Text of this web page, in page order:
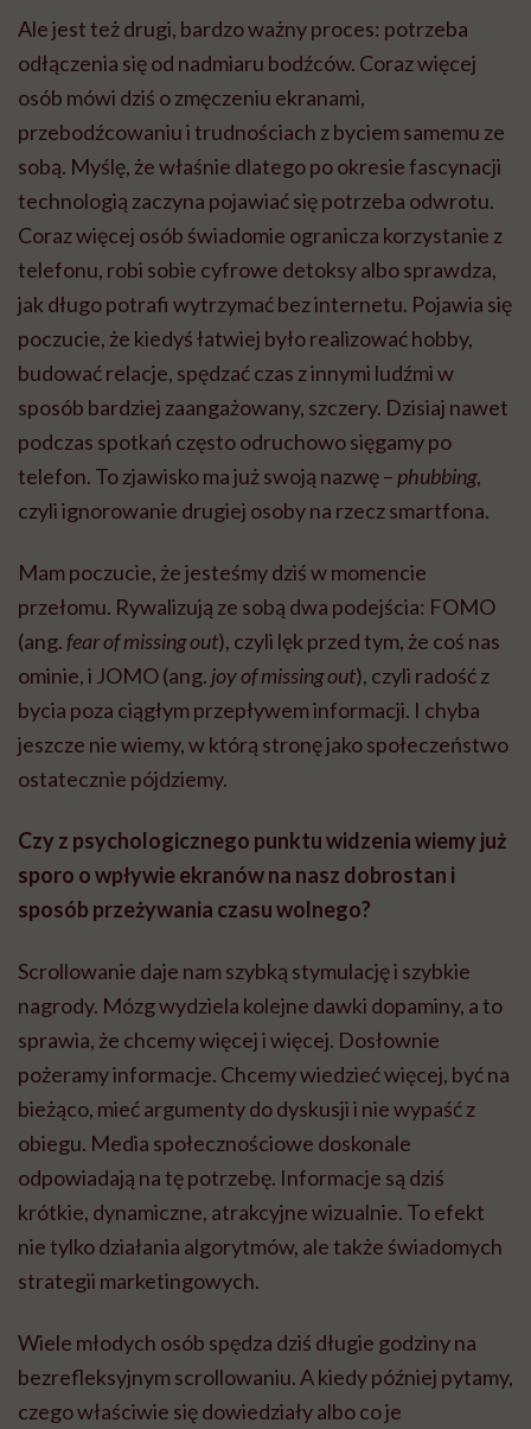
Ale jest też drugi, bardzo ważny proces: potrzeba
odłączenia się od nadmiaru bodźców. Coraz więcej
osób mówi dziś o zmęczeniu ekranami,
przebodźcowaniu i trudnościach z byciem samemu ze
sobą. Myślę, że właśnie dlatego po okresie fascynacji
technologią zaczyna pojawiać się potrzeba odwrotu.
Coraz więcej osób świadomie ogranicza korzystanie z
telefonu, robi sobie cyfrowe detoksy albo sprawdza,
jak długo potrafi wytrzymać bez internetu. Pojawia się
poczucie, że kiedyś łatwiej było realizować hobby,
budować relacje, spędzać czas z innymi ludźmi w
sposób bardziej zaangażowany, szczery. Dzisiaj nawet
podczas spotkań często odruchowo sięgamy po
telefon. To zjawisko ma już swoją nazwę – phubbing,
czyli ignorowanie drugiej osoby na rzecz smartfona.
Mam poczucie, że jesteśmy dziś w momencie
przełomu. Rywalizują ze sobą dwa podejścia: FOMO
(ang.fear of missing out), czyli lęk przed tym, że coś nas
ominie, i JOMO (ang. joy of missing out), czyli radość z
bycia poza ciągłym przepływem informacji. I chyba
jeszcze nie wiemy, w którą stronę jako społeczeństwo
ostatecznie pójdziemy.
Czy z psychologicznego punktu widzenia wiemy już
sporo o wpływie ekranów na nasz dobrostan i
sposób przeżywania czasu wolnego?
Scrollowanie daje nam szybką stymulację i szybkie
nagrody. Mózg wydziela kolejne dawki dopaminy, a to
sprawia, że chcemy więcej i więcej. Dosłownie
pożeramy informacje. Chcemy wiedzieć więcej, być na
bieżąco, mieć argumenty do dyskusji i nie wypaść z
obiegu. Media społecznościowe doskonale
odpowiadają na tę potrzebę. Informacje są dziś
krótkie, dynamiczne, atrakcyjne wizualnie. To efekt
nie tylko działania algorytmów, ale także świadomych
strategii marketingowych.
Wiele młodych osób spędza dziś długie godziny na
bezrefleksyjnym scrollowaniu. A kiedy później pytamy,
czego właściwie się dowiedziały albo co je